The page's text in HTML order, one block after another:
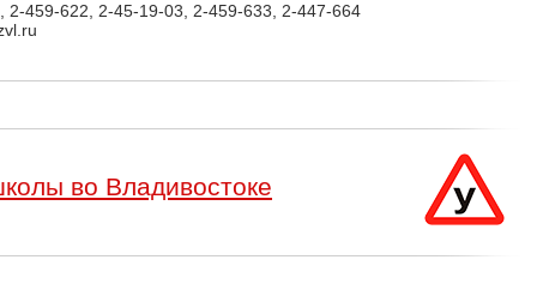
2-459-622, 2-45-19-03, 2-459-633, 2-447-664
во Владивостоке